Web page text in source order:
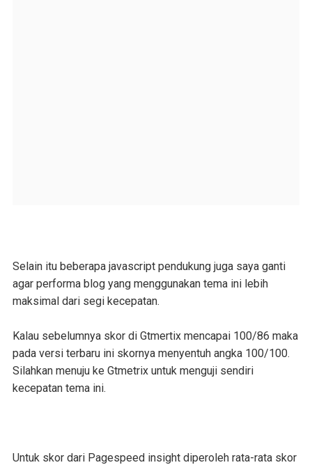
Selain itu beberapa javascript pendukung juga saya ganti
agar performa blog yang menggunakan tema ini lebih
maksimal dari segi kecepatan.
Kalau sebelumnya skor di Gtmertix mencapai 100/86 maka
pada versi terbaru ini skornya menyentuh angka 100/100.
Silahkan menuju ke Gtmetrix untuk menguji sendiri
kecepatan tema ini.
Untuk skor dari Pagespeed insight diperoleh rata-rata skor